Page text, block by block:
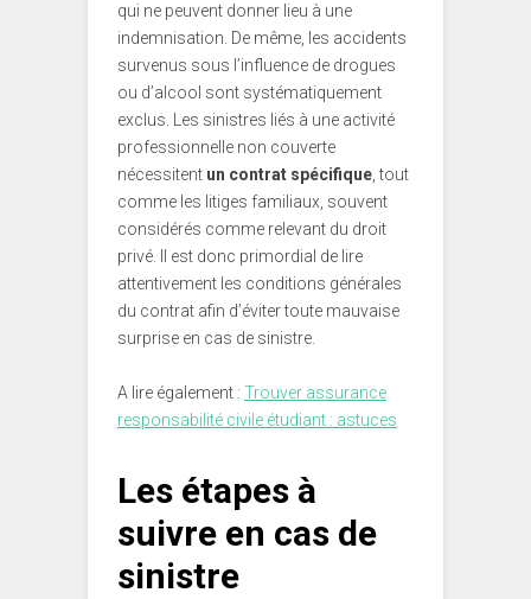
qui ne peuvent donner lieu à une
indemnisation. De même, les accidents
survenus sous l’influence de drogues
ou d’alcool sont systématiquement
exclus. Les sinistres liés à une activité
professionnelle non couverte
nécessitent un contrat spécifique, tout
comme les litiges familiaux, souvent
considérés comme relevant du droit
privé. Il est donc primordial de lire
attentivement les conditions générales
du contrat afin d’éviter toute mauvaise
surprise en cas de sinistre.
A lire également : Trouver assurance
responsabilité civile étudiant : astuces
Les étapes à
suivre en cas de
sinistre